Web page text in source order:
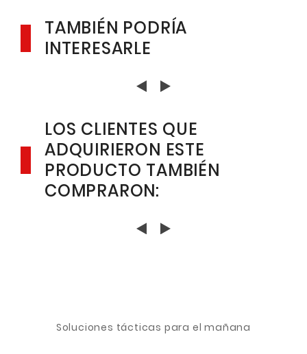
TAMBIÉN PODRÍA
INTERESARLE
LOS CLIENTES QUE
ADQUIRIERON ESTE
PRODUCTO TAMBIÉN
COMPRARON:
Soluciones tácticas para el mañana